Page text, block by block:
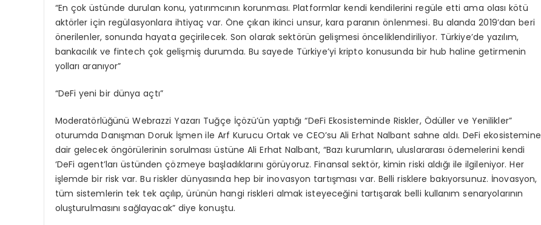
“En çok üstünde durulan konu, yatırımcının korunması. Platformlar kendi kendilerini regüle etti ama olası kötü
aktörler için regülasyonlara ihtiyaç var. Öne çıkan ikinci unsur, kara paranın önlenmesi. Bu alanda 2019’dan beri
önerilenler, sonunda hayata geçirilecek. Son olarak sektörün gelişmesi önceliklendiriliyor. Türkiye’de yazılım,
bankacılık ve fintech çok gelişmiş durumda. Bu sayede Türkiye’yi kripto konusunda bir hub haline getirmenin
yolları aranıyor”
“DeFi yeni bir dünya açtı”
Moderatörlüğünü Webrazzi Yazarı Tuğçe İçözü’ün yaptığı “DeFi Ekosisteminde Riskler, Ödüller ve Yenilikler”
oturumda Danışman Doruk İşmen ile Arf Kurucu Ortak ve CEO’su Ali Erhat Nalbant sahne aldı. DeFi ekosistemine
dair gelecek öngörülerinin sorulması üstüne Ali Erhat Nalbant, “Bazı kurumların, uluslararası ödemelerini kendi
‘DeFi agent’ları üstünden çözmeye başladıklarını görüyoruz. Finansal sektör, kimin riski aldığı ile ilgileniyor. Her
işlemde bir risk var. Bu riskler dünyasında hep bir inovasyon tartışması var. Belli risklere bakıyorsunuz. İnovasyon,
tüm sistemlerin tek tek açılıp, ürünün hangi riskleri almak isteyeceğini tartışarak belli kullanım senaryolarının
oluşturulmasını sağlayacak” diye konuştu.